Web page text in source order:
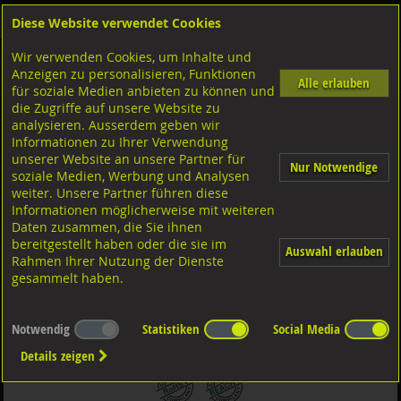
Shop Schrauben Aussensechskant
Feingewinde mit Schaft
10.9 Stahl schwarz
Sechskantschr. mit Schaft mit Feingew., DIN960 ISO8675
10.9 blank MF16x1,5x65
Diese Website verwendet Cookies
Wir verwenden Cookies, um Inhalte und
Anzeigen zu personalisieren, Funktionen
für soziale Medien anbieten zu können und
die Zugriffe auf unsere Website zu
analysieren. Ausserdem geben wir
Informationen zu Ihrer Verwendung
unserer Website an unsere Partner für
soziale Medien, Werbung und Analysen
weiter. Unsere Partner führen diese
Informationen möglicherweise mit weiteren
Daten zusammen, die Sie ihnen
bereitgestellt haben oder die sie im
Rahmen Ihrer Nutzung der Dienste
gesammelt haben.
Alle erlauben
Nur Notwendige
Auswahl erlauben
Notwendig Statistiken
Social Media
Details zeigen